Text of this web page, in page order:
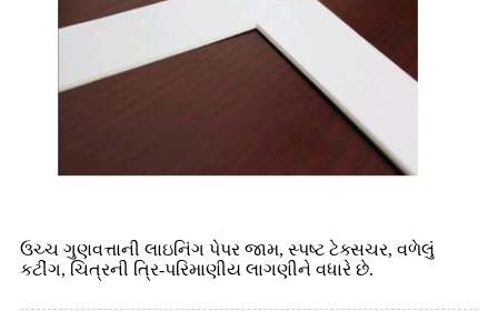
ઉચ્ચ ગુણવત્તાની લાઇનિંગ પેપર જામ, સ્પષ્ટ ટેક્સચર, વળેલું
કટીંગ, ચિત્રની ત્રિ-પરિમાણીય લાગણીને વધારે છે.